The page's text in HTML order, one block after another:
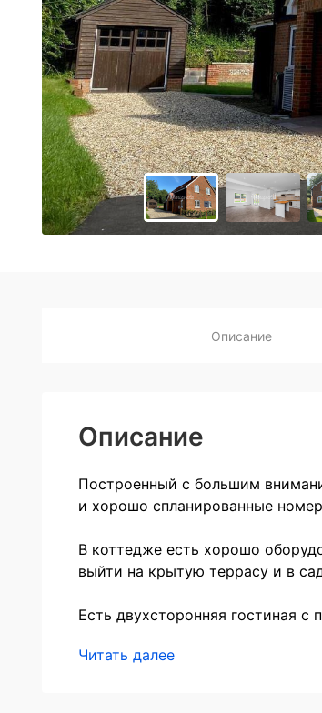
Описание
Описание
Построенный с большим
и хорошо спланированные
В коттедже есть хорошо
выйти на крытую террасу и в
Есть двухсторонняя гостиная
Читать далее